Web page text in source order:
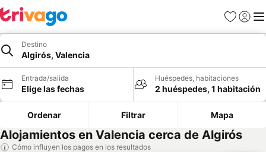
Favoritos
Iniciar
Destino
Algirós, Valencia
Entrada/salida
Elige las fechas
Huéspedes, habitaciones
2 huéspedes, 1 habitación
Ordenar Filtrar Mapa
Alojamientos en Valencia cerca de Algirós
Cómo influyen los pagos en los resultados